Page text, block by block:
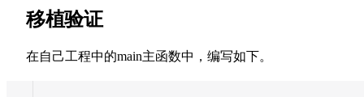
移植验证
在自己工程中的main主函数中，编写如下。